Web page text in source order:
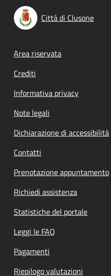
Città di Clusone
Footer menu
Area riservata
Crediti
Informativa privacy
Note legali
Dichiarazione di accessibilità
Contatti
Prenotazione appuntamento
Richiedi assistenza
Statistiche del portale
Leggi le FAQ
Pagamenti
Riepilogo valutazioni